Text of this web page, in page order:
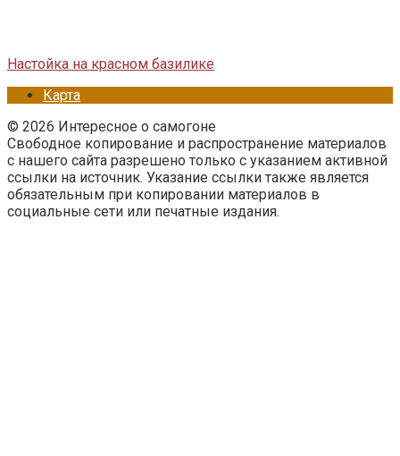
Настойка на красном базилике
Карта
© 2026 Интересное о самогоне
Свободное копирование и распространение материалов
с нашего сайта разрешено только с указанием активной
ссылки на источник. Указание ссылки также является
обязательным при копировании материалов в
социальные сети или печатные издания.